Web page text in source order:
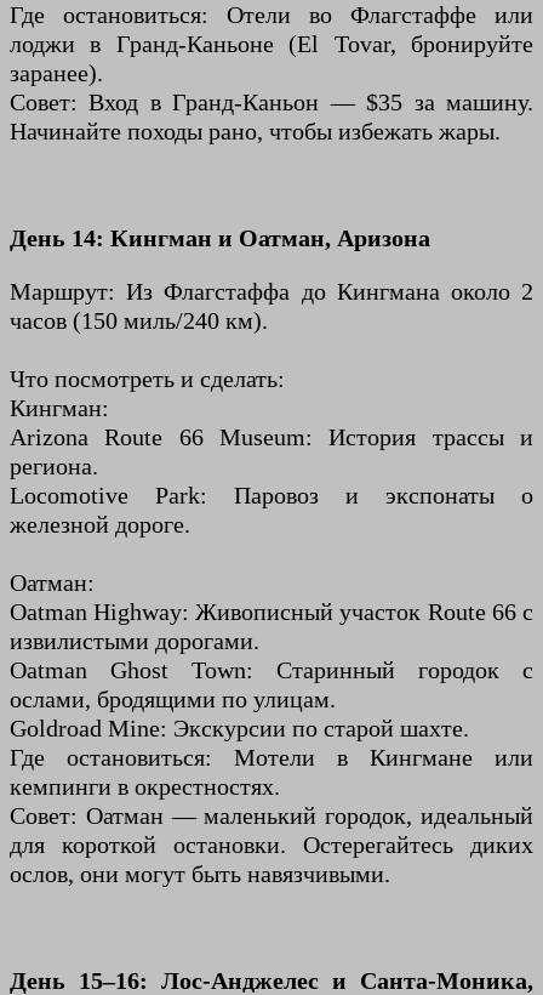
Где остановиться: Отели во Флагстаффе или
лоджи в Гранд-Каньоне (El Tovar, бронируйте
заранее).
Совет: Вход в Гранд-Каньон — $35 за машину.
Начинайте походы рано, чтобы избежать жары.
День 14: Кингман и Оатман, Аризона
Маршрут: Из Флагстаффа до Кингмана около 2
часов (150 миль/240 км).
Что посмотреть и сделать:
Кингман:
Arizona Route 66 Museum: История трассы и
региона.
Locomotive Park: Паровоз и экспонаты о
железной дороге.
Оатман:
Oatman Highway: Живописный участок Route 66 с
извилистыми дорогами.
Oatman Ghost Town: Старинный городок с
ослами, бродящими по улицам.
Goldroad Mine: Экскурсии по старой шахте.
Где остановиться: Мотели в Кингмане или
кемпинги в окрестностях.
Совет: Оатман — маленький городок, идеальный
для короткой остановки. Остерегайтесь диких
ослов, они могут быть навязчивыми.
День 15–16: Лос-Анджелес и Санта-Моника,